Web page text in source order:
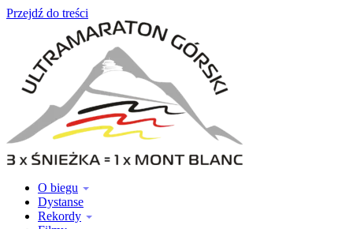
Przejdź do treści
O biegu
Dystanse
Rekordy